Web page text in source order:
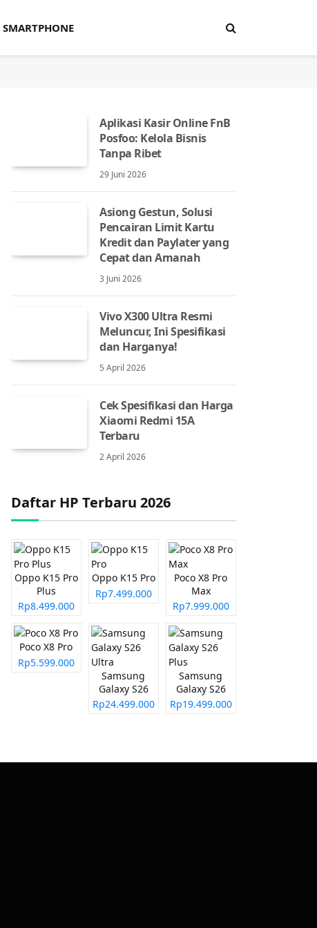
SMARTPHONE
Aplikasi Kasir Online FnB
Posfoo: Kelola Bisnis
Tanpa Ribet
29 Juni 2026
Asiong Gestun, Solusi
Pencairan Limit Kartu
Kredit dan Paylater yang
Cepat dan Amanah
3 Juni 2026
Vivo X300 Ultra Resmi
Meluncur, Ini Spesifikasi
dan Harganya!
5 April 2026
Cek Spesifikasi dan Harga
Xiaomi Redmi 15A
Terbaru
2 April 2026
Daftar HP Terbaru 2026
Oppo K15 Pro
Plus
Rp8.499.000
Oppo K15 Pro
Rp7.499.000
Poco X8 Pro
Max
Rp7.999.000
Poco X8 Pro
Rp5.599.000
Samsung
Galaxy S26
Ultra
Rp24.499.000
Samsung
Galaxy S26
Plus
Rp19.499.000